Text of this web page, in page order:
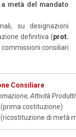
metà del mandato
su designazioni
definitiva (prot.
consiliari
Consiliare
Attività
(prima costituzione)
(ricostituzione di metà